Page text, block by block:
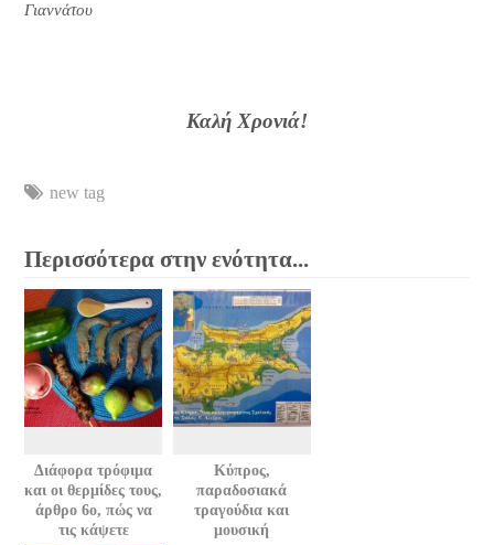
Γιαννάτου
Καλή Χρονιά!
new tag
Περισσότερα στην ενότητα...
Διάφορα τρόφιμα
και οι θερμίδες τους,
άρθρο 6ο, πώς να
τις κάψετε
Κύπρος,
παραδοσιακά
τραγούδια και
μουσική